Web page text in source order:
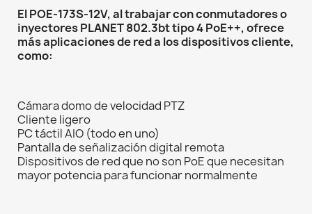
El POE-173S-12V, al trabajar con conmutadores o
inyectores PLANET 802.3bt tipo 4 PoE++, ofrece
más aplicaciones de red a los dispositivos cliente,
como:
Cámara domo de velocidad PTZ
Cliente ligero
PC táctil AIO (todo en uno)
Pantalla de señalización digital remota
Dispositivos de red que no son PoE que necesitan
mayor potencia para funcionar normalmente